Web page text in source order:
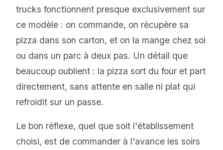
trucks fonctionnent presque exclusivement sur
ce modèle : on commande, on récupère sa
pizza dans son carton, et on la mange chez soi
ou dans un parc à deux pas. Un détail que
beaucoup oublient : la pizza sort du four et part
directement, sans attente en salle ni plat qui
refroidit sur un passe.
Le bon réflexe, quel que soit l'établissement
choisi, est de commander à l'avance les soirs